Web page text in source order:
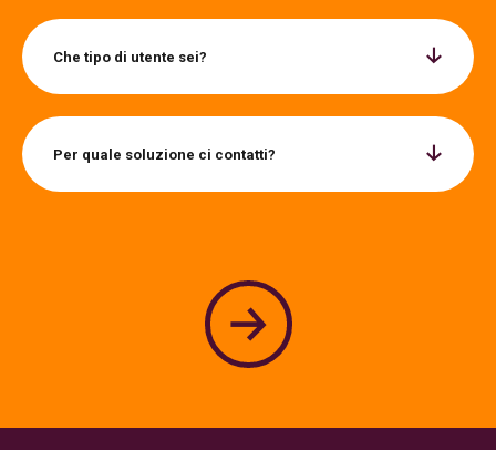
Che tipo di utente sei?
Per quale soluzione ci contatti?